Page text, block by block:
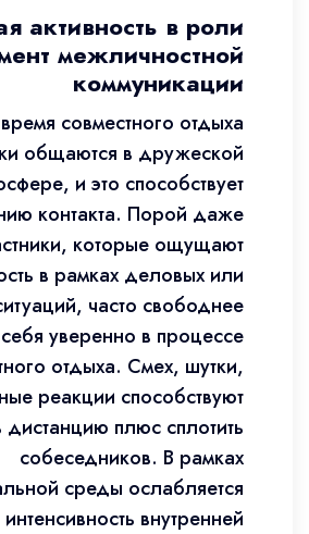
активность в роли
межличностной
коммуникации
совместного отдыха
общаются в дружеской
и это способствует
контакта. Порой даже
которые ощущают
в рамках деловых или
часто свободнее
себя уверенно в процессе
отдыха. Смех, шутки,
реакции способствуют
дистанцию плюс сплотить
собеседников. В рамках
среды ослабляется
интенсивность внутренней